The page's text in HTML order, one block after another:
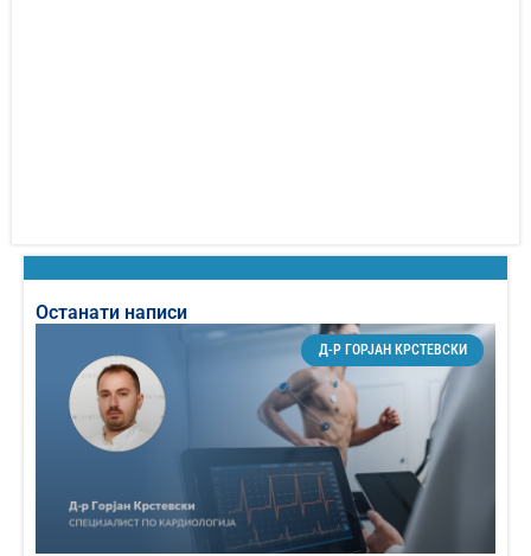
Останати написи
Д-Р ГОРЈАН КРСТЕВСКИ